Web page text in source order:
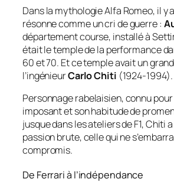
Dans la mythologie Alfa Romeo, il y
résonne comme un cri de guerre :
département course, installé à
était le temple de la performance
60 et 70. Et ce temple avait un
l’ingénieurCarlo Chiti (1924-1994).
Personnage rabelaisien, connu
imposant et son habitude de
jusque dans les ateliers de F1, Chiti
passion brute, celle qui ne
compromis.
De Ferrari à l’indépendance